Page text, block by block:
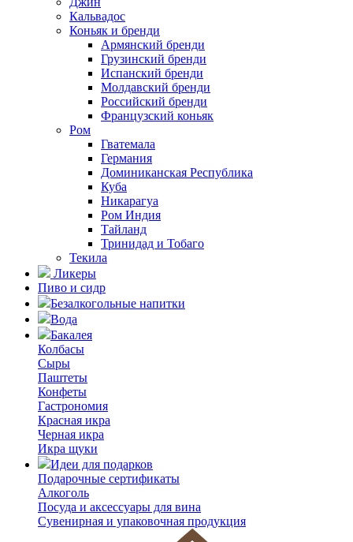
Кальвадос
Коньяк и бренди
Армянский бренди
Грузинский бренди
Испанский бренди
Молдавский бренди
Российский бренди
Французский коньяк
Ром
Гватемала
Германия
Доминиканская Республика
Куба
Никарагуа
Ром Индия
Тайланд
Тринидад и Тобаго
Текила
Ликеры
Пиво и сидр
Безалкогольные напитки
Вода
Бакалея
Колбасы
Сыры
Паштеты
Конфеты
Гастрономия
Красная икра
Черная икра
Икра щуки
Идеи для подарков
Подарочные сертификаты
Алкоголь
Посуда и аксессуары для вина
Сувенирная и упаковочная продукция